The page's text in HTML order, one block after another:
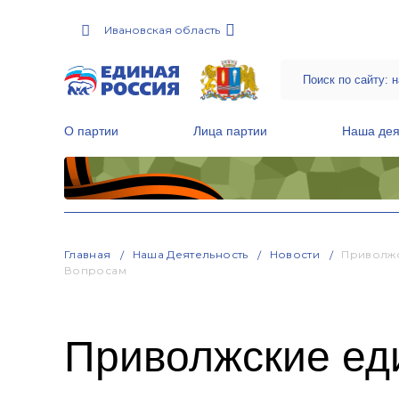
Ивановская область
О партии Лица партии Наша
Главная Наша Деятельность Новости
Вопросам
Приволжские